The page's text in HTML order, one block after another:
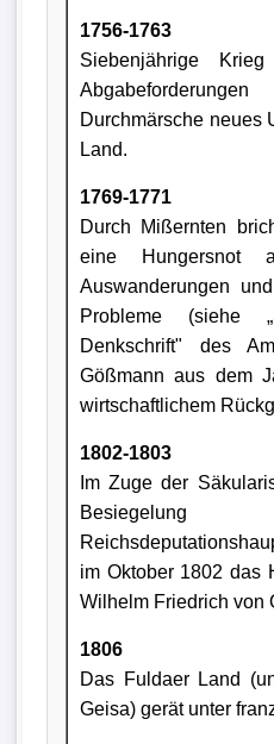
1756-1763
Siebenjährige
Durchmärsche neues
Land.
1769-1771
Durch Mißernten
eine Hungersnot
Auswanderungen
Probleme (siehe
Denkschrift" des
Gößmann aus dem
wirtschaftlichem
1802-1803
Im Zuge der
im Oktober 1802 das
Wilhelm Friedrich von
1806
Das Fuldaer Land
Geisa) gerät unter